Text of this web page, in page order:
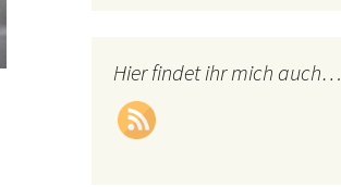
Hier findet ihr mich auch…